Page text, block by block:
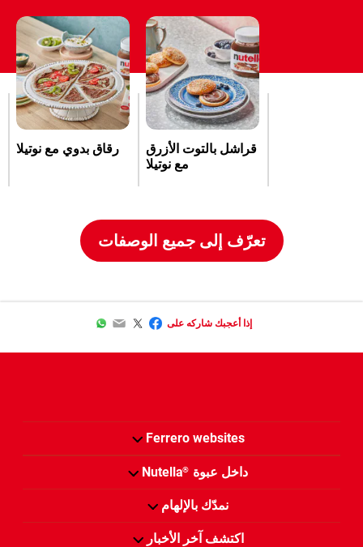
قراشل بالتوت الأزرق
مع نوتيلا
رقاق بدوي مع نوتيلا
تعرّف إلى جميع الوصفات
إذا أعجبك شاركه على Facebook
Twitter
Email
WhatsApp
Ferrero websites
داخل عبوة ®
Nutella
نمدّك بالإلهام
اكتشف آخر الأخبار